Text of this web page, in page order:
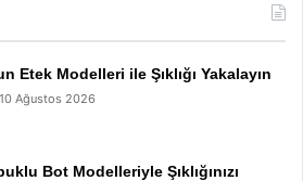
Etek Modelleri ile Şıklığı Yakalayın
10 Ağustos 2026
Bot Modelleriyle Şıklığınızı